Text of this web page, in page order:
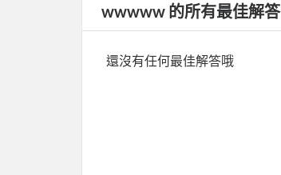
wwwww 的所有最佳解答
還沒有任何最佳解答哦